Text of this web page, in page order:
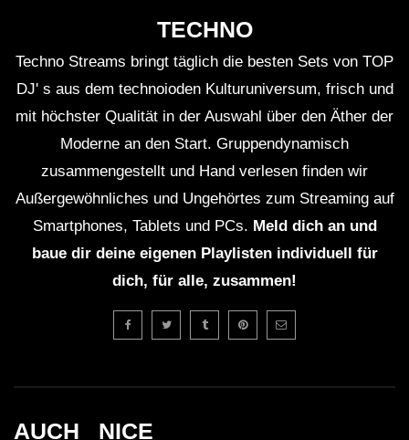
TECHNO
Techno Streams bringt täglich die besten Sets von TOP
DJ' s aus dem technoioden Kulturuniversum, frisch und
mit höchster Qualität in der Auswahl über den Äther der
Moderne an den Start. Gruppendynamisch
zusammengestellt und Hand verlesen finden wir
Außergewöhnliches und Ungehörtes zum Streaming auf
Smartphones, Tablets und PCs. Meld dich an und
baue dir deine eigenen Playlisten individuell für
dich, für alle, zusammen!
AUCH _NICE